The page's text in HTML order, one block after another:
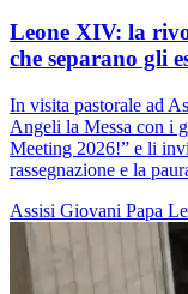
Leone XIV: la
che separano gli
In visita pastorale ad
Angeli la Messa con i
Meeting 2026!” e li
rassegnazione e la
Assisi Giovani Papa